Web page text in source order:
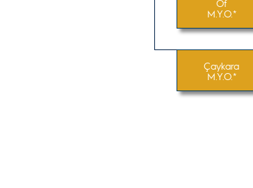
Of
M.Y.O.*
Çaykara
M.Y.O.*